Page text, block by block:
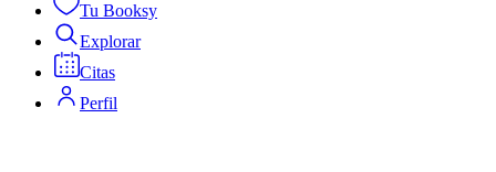
Tu Booksy
Explorar
Citas
Perfil